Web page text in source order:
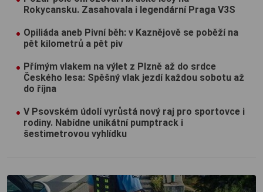
Rokycansku. Zasahovala i legendární Praga V3S
Opiliáda aneb Pivní běh: v Kaznějově se poběží na
pět kilometrů a pět piv
Přímým vlakem na výlet z Plzně až do srdce
Českého lesa: Spěšný vlak jezdí každou sobotu až
do října
V Psovském údolí vyrůstá nový raj pro sportovce i
rodiny. Nabídne unikátní pumptrack i
šestimetrovou vyhlídku